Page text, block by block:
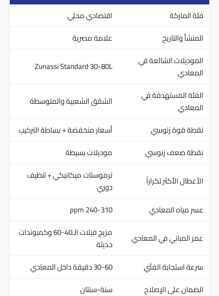
فئة الماركة
اقتصادي محلي
المنشأ والتاريخ
علامة مصرية
الموديلات الشائعة في
المعادي
Zunassi Standard 30-80L
الفئة المستهدفة في
المعادي
الشقق الشعبية والمتوسطة
نقطة قوة زنوسي
أسعار منخفضة + بساطة التركيب
نقطة ضعف زنوسي
موديلات بسيطة
الأعطال الأكثر تكراراً
ترموستات ميكانيكي + تنظيف
دوري
عسر مياه المعادي
240-310 ppm
عمر المباني في المعادي
مزيج فيلات الـ40-60 وكمبوندات
حديثة
سرعة استجابة الفنّي
30-60 دقيقة داخل المعادي
الضمان على الإصلاح
سنة-سنتان